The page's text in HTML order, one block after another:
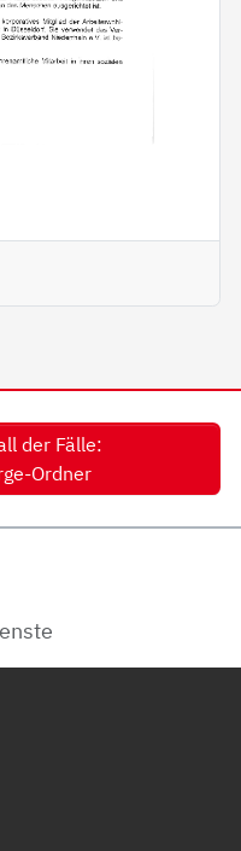
der Fälle:
Ordner